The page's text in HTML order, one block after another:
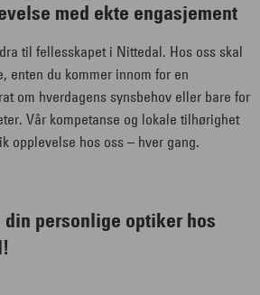
med ekte engasjement
til fellesskapet i Nittedal. Hos oss skal
enten du kommer innom for en
om hverdagens synsbehov eller bare for
Vår kompetanse og lokale tilhørighet
opplevelse hos oss – hver gang.
personlige optiker hos